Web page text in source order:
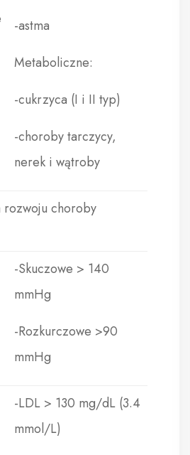
-astma
Metaboliczne:
-cukrzyca (I i II typ)
-choroby tarczycy,
nerek i wątroby
rozwoju choroby
-Skuczowe > 140
mmHg
-Rozkurczowe >90
mmHg
-LDL > 130 mg/dL (3.4
mmol/L)